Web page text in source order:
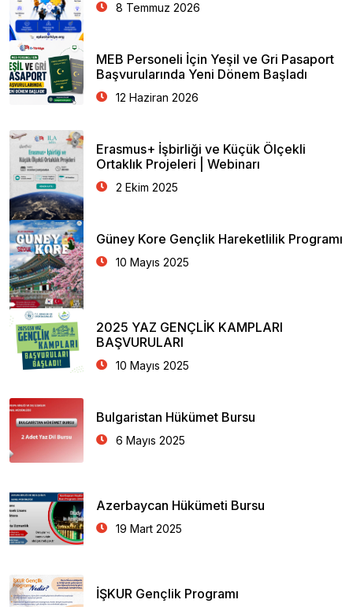
8 Temmuz 2026
MEB Personeli İçin Yeşil ve Gri Pasaport
Başvurularında Yeni Dönem Başladı
12 Haziran 2026
Erasmus+ İşbirliği ve Küçük Ölçekli
Ortaklık Projeleri | Webinarı
2 Ekim 2025
Güney Kore Gençlik Hareketlilik Programı
10 Mayıs 2025
2025 YAZ GENÇLİK KAMPLARI
BAŞVURULARI
10 Mayıs 2025
Bulgaristan Hükümet Bursu
6 Mayıs 2025
Azerbaycan Hükümeti Bursu
19 Mart 2025
İŞKUR Gençlik Programı